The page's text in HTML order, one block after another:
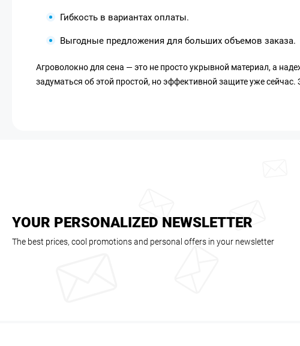
Гибкость в вариантах оплаты.
Выгодные предложения для больших объемов заказа.
Агроволокно для сена — это не просто укрывной материал, а
задуматься об этой простой, но эффективной защите уже сейчас.
YOUR PERSONALIZED NEWSLETTER
The best prices, cool promotions and personal offers in your newsletter